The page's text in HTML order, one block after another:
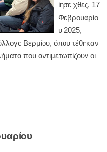
ίησε χθες, 17
Φεβρουαρίο
υ 2025,
Βερμίου, όπου τέθηκαν
που αντιμετωπίζουν οι